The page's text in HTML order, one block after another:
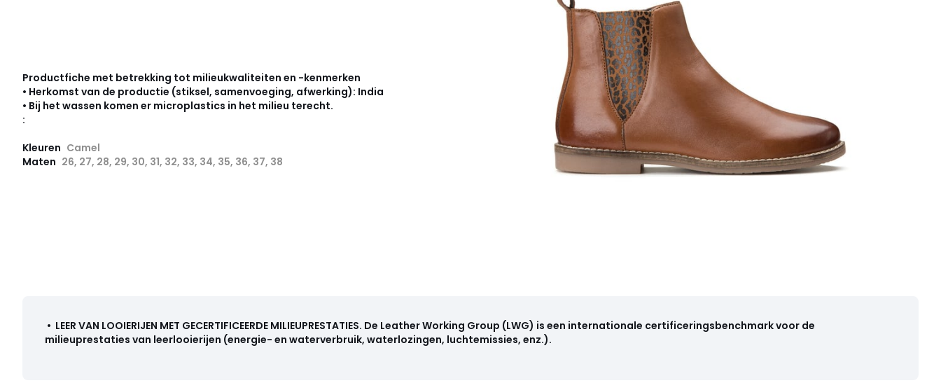
Productfiche met betrekking tot milieukwaliteiten en -kenmerken
• Herkomst van de productie (stiksel, samenvoeging, afwerking): India
• Bij het wassen komen er microplastics in het milieu terecht.
:
Kleuren Camel
Maten 26, 27, 28, 29, 30, 31, 32, 33, 34, 35, 36, 37, 38
• LEER VAN LOOIERIJEN MET GECERTIFICEERDE MILIEUPRESTATIES. De Leather Working Group (LWG) is een internationale certificeringsbenchmark voor de
milieuprestaties van leerlooierijen (energie- en waterverbruik, waterlozingen, luchtemissies, enz.).